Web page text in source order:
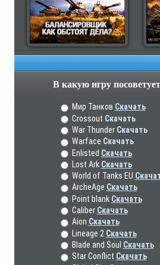
Опрос пользователей
В какую игру
Мир Танков Скачать
Crossout Скачать
War Thunder Скачать
Warface Скачать
Enlisted Скачать
Lost Ark Скачать
World of Tanks EU
ArcheAge Скачать
Point blank Скачать
Caliber Скачать
Aion Скачать
Lineage 2 Скачать
Blade and Soul Скачать
Star Conflict Скачать